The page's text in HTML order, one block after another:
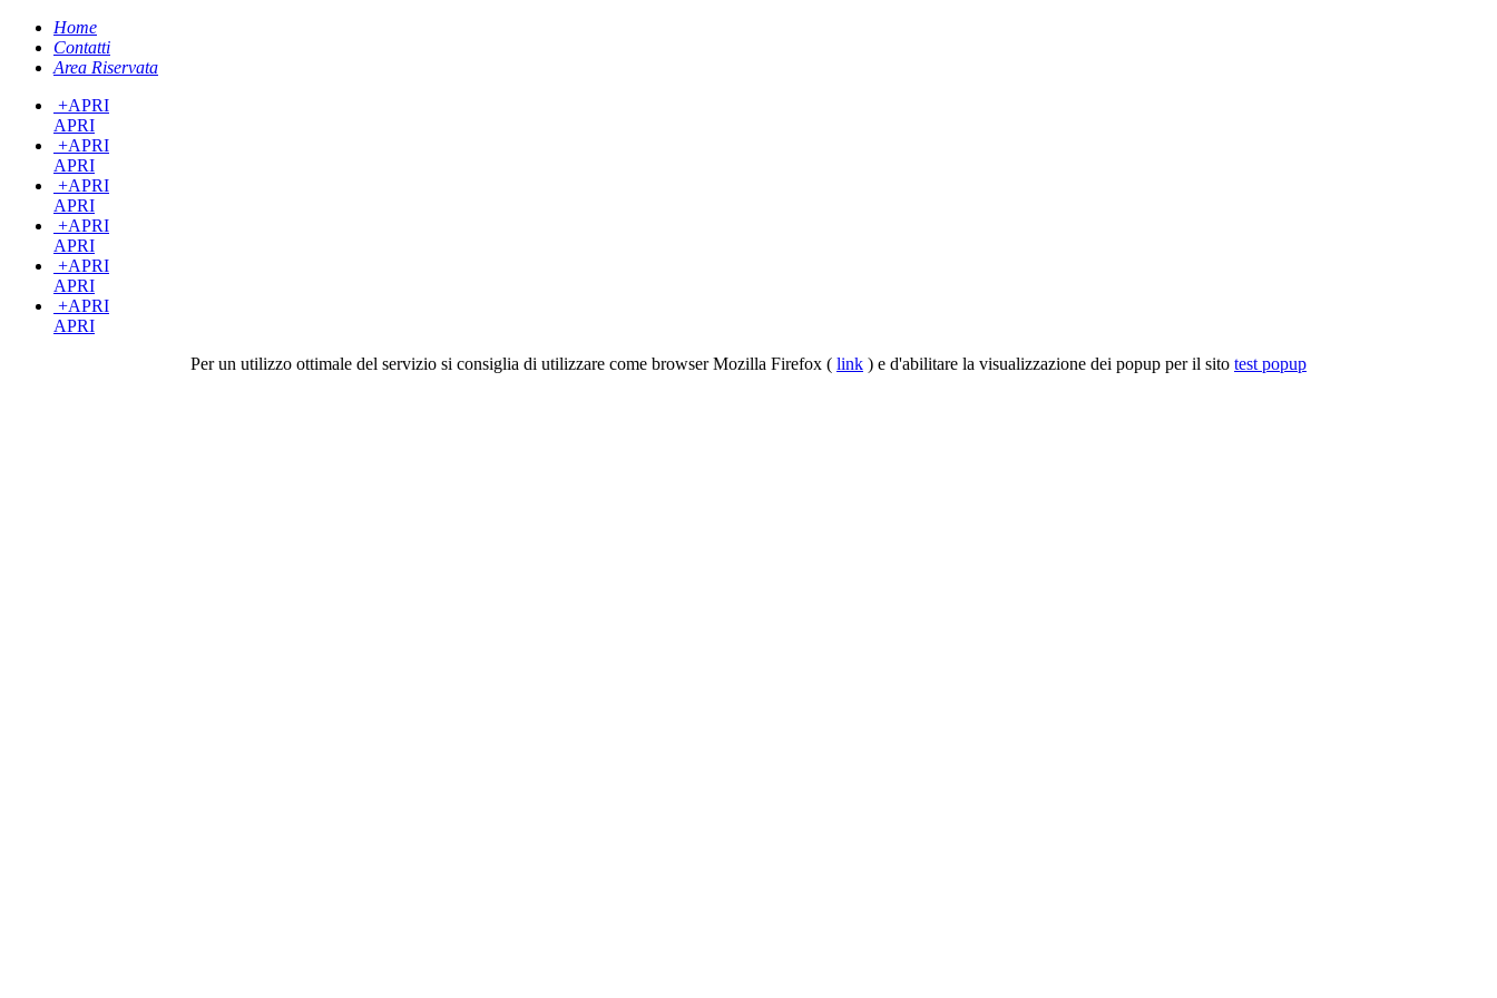
Home
Contatti
Area Riservata
+APRI
APRI
+APRI
APRI
+APRI
APRI
+APRI
APRI
+APRI
APRI
+APRI
APRI
Per un utilizzo ottimale del servizio si consiglia di utilizzare come browser Mozilla Firefox ( link ) e d'abilitare la visualizzazione dei popup per il sito test popup